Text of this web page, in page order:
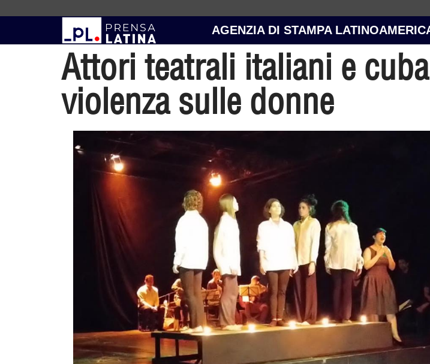
AGENZIA DI STAMPA
Attori teatrali italiani e
violenza sulle donne